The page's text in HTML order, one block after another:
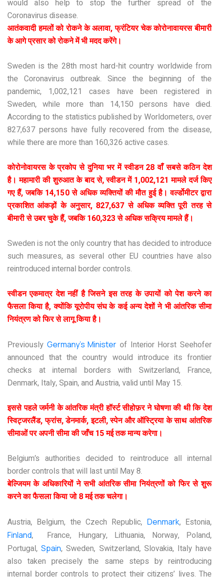
would also help to stop the further spread of the
Coronavirus disease.
आतंकवादी हमलों को रोकने के अलावा, फ्रंटियर चेक कोरोनावायरस बीमारी
के आगे प्रसार को रोकने में भी मदद करेंगे।
Sweden is the 28th most hard-hit country worldwide from
the Coronavirus outbreak. Since the beginning of the
pandemic, 1,002,121 cases have been registered in
Sweden, while more than 14,150 persons have died.
According to the statistics published by Worldometers, over
827,637 persons have fully recovered from the disease,
while there are more than 160,326 active cases.
कोरोनोवायरस के प्रकोप से दुनिया भर में स्वीडन 28 वाँ सबसे कठिन देश
है। महामारी की शुरुआत के बाद से, स्वीडन में 1,002,121 मामले दर्ज किए
गए हैं, जबकि 14,150 से अधिक व्यक्तियों की मौत हुई है। वर्ल्डोमीटर द्वारा
प्रकाशित आंकड़ों के अनुसार, 827,637 से अधिक व्यक्ति पूरी तरह से
बीमारी से उबर चुके हैं, जबकि 160,323 से अधिक सक्रिय मामले हैं।
Sweden is not the only country that has decided to introduce
such measures, as several other EU countries have also
reintroduced internal border controls.
स्वीडन एकमात्र देश नहीं है जिसने इस तरह के उपायों को पेश करने का
फैसला किया है, क्योंकि यूरोपीय संघ के कई अन्य देशों ने भी आंतरिक सीमा
नियंत्रण को फिर से लागू किया है।
Previously Germany’s Minister of Interior Horst Seehofer
announced that the country would introduce its frontier
checks at internal borders with Switzerland, France,
Denmark, Italy, Spain, and Austria, valid until May 15.
इससे पहले जर्मनी के आंतरिक मंत्री हॉर्स्ट सीहोफ़र ने घोषणा की थी कि देश
स्विट्जरलैंड, फ्रांस, डेनमार्क, इटली, स्पेन और ऑस्ट्रिया के साथ आंतरिक
सीमाओं पर अपनी सीमा की जाँच 15 मई तक मान्य करेगा।
Belgium’s authorities decided to reintroduce all internal
border controls that will last until May 8.
बेल्जियम के अधिकारियों ने सभी आंतरिक सीमा नियंत्रणों को फिर से शुरू
करने का फैसला किया जो 8 मई तक चलेगा।
Austria, Belgium, the Czech Republic, Denmark, Estonia,
Finland, France, Hungary, Lithuania, Norway, Poland,
Portugal,Spain, Sweden, Switzerland, Slovakia, Italy have
also taken precisely the same steps by reintroducing
internal border controls to protect their citizens’ lives. The